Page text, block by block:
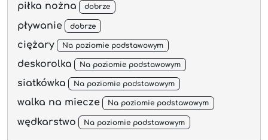
piłka nożna dobrze
pływanie dobrze
ciężary Na poziomie podstawowym
deskorolka Na poziomie podstawowym
siatkówka Na poziomie podstawowym
walka na miecze Na poziomie podstawowym
wędkarstwo Na poziomie podstawowym